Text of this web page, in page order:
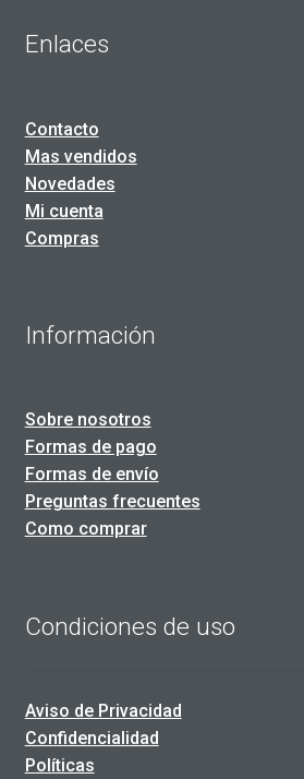
Enlaces
Contacto
Mas vendidos
Novedades
Mi cuenta
Compras
Información
Sobre nosotros
Formas de pago
Formas de envío
Preguntas frecuentes
Como comprar
Condiciones de uso
Aviso de Privacidad
Confidencialidad
Políticas